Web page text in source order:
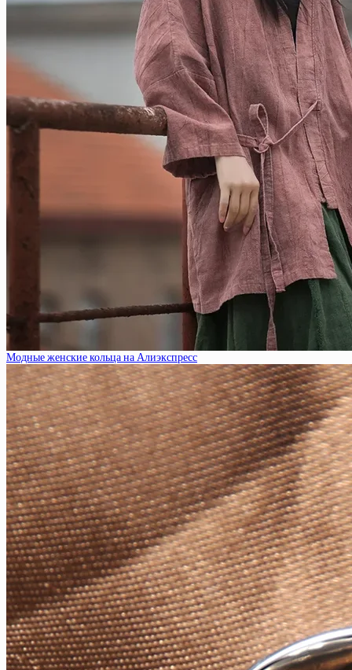
Модные женские кольца на Алиэкспресс